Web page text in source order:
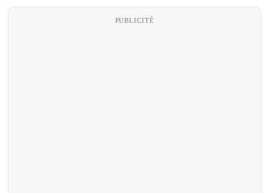
PUBLICITÉ